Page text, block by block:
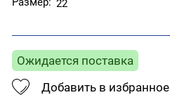
22
Ожидается поставка
Добавить в избранное